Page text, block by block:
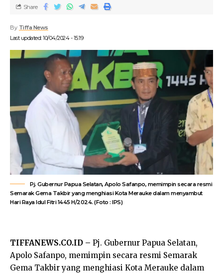
Last updated: 10/04/2024 - 15:19
By Tiffa News
Share
Pj. Gubernur Papua Selatan, Apolo Safanpo, memimpin secara resmi
Semarak Gema Takbir yang menghiasi Kota Merauke dalam menyambut
Hari Raya Idul Fitri 1445 H/2024. (Foto : IPS)
TIFFANEWS.CO.ID – Pj. Gubernur Papua Selatan,
Apolo Safanpo, memimpin secara resmi Semarak
Gema Takbir yang menghiasi Kota Merauke dalam